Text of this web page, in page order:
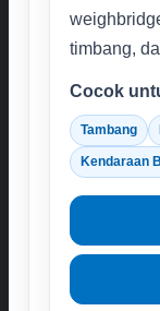
timbang,
Cocok
Tambang
Kendaraan